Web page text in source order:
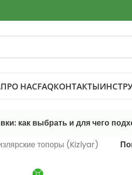
ПРО НАСFAQКОНТАКТЫ
как выбрать и для чего
топоры (Kizlyar)